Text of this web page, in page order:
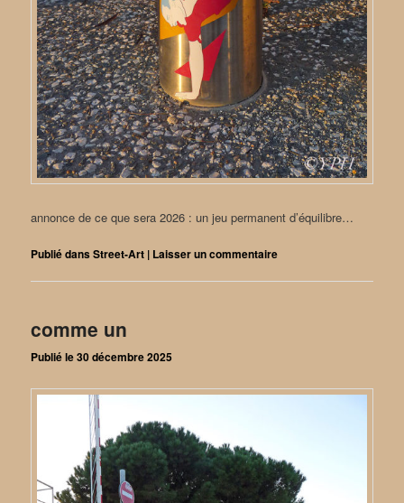
annonce de ce que sera 2026 : un jeu permanent d’équilibre…
Publié dansStreet-Art | Laisser un commentaire
comme un
Publié le30 décembre 2025